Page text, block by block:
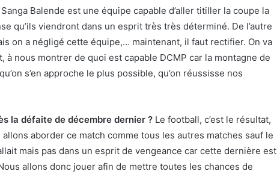
Balende est une équipe capable d’aller titiller la coupe la
qu’ils viendront dans un esprit très très déterminé. De l’autre
on a négligé cette équipe,… maintenant, il faut rectifier. On va
à nous montrer de quoi est capable DCMP car la montagne de
s’en approche le plus possible, qu’on réussisse nos
la défaite de décembre dernier ? Le football, c’est le résultat,
aborder ce match comme tous les autres matches sauf le
mais pas dans un esprit de vengeance car cette dernière est
allons donc jouer afin de mettre toutes les chances de